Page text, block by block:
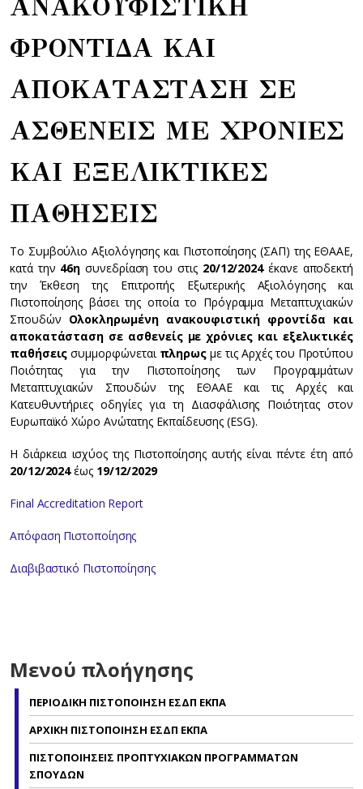
ΑΝΑΚΟΥΦΙΣΤΙΚΗ
ΦΡΟΝΤΙΔΑ ΚΑΙ
ΑΠΟΚΑΤΑΣΤΑΣΗ ΣΕ
ΑΣΘΕΝΕΙΣ ΜΕ ΧΡΟΝΙΕΣ
ΚΑΙ ΕΞΕΛΙΚΤΙΚΕΣ
ΠΑΘΗΣΕΙΣ
Το Συμβούλιο Αξιολόγησης και Πιστοποίησης (ΣΑΠ) της ΕΘΑΑΕ,
κατά την 46η συνεδρίαση του στις 20/12/2024έκανε αποδεκτή
την Έκθεση της Επιτροπής Εξωτερικής Αξιολόγησης και
Πιστοποίησης βάσει της οποία το Πρόγραμμα Μεταπτυχιακών
Σπουδών Ολοκληρωμένη ανακουφιστική φροντίδα και
αποκατάσταση σε ασθενείς με χρόνιες και εξελικτικές
παθήσεις συμμορφώνεται πληρως με τις Αρχές του Προτύπου
Ποιότητας για την Πιστοποίησης των Προγραμμάτων
Μεταπτυχιακών Σπουδών της ΕΘΑΑΕ και τις Αρχές και
Κατευθυντήριες οδηγίες για τη Διασφάλισης Ποιότητας στον
Ευρωπαϊκό Χώρο Ανώτατης Εκπαίδευσης (ESG).
Η διάρκεια ισχύος της Πιστοποίησης αυτής είναι πέντε έτη από
20/12/2024έως 19/12/2029
Final Accreditation Report
Απόφαση Πιστοποίησης
Διαβιβαστικό Πιστοποίησης
Μενού πλοήγησης
ΠΕΡΙΟΔΙΚΗ ΠΙΣΤΟΠΟΙΗΣΗ ΕΣΔΠ ΕΚΠΑ
ΑΡΧΙΚΗ ΠΙΣΤΟΠΟΙΗΣΗ ΕΣΔΠ ΕΚΠΑ
ΠΙΣΤΟΠΟΙΗΣΕΙΣ ΠΡΟΠΤΥΧΙΑΚΩΝ ΠΡΟΓΡΑΜΜΑΤΩΝ
ΣΠΟΥΔΩΝ